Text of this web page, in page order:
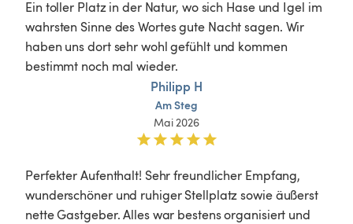
Ein toller Platz in der Natur, wo sich Hase und Igel im
wahrsten Sinne des Wortes gute Nacht sagen. Wir
haben uns dort sehr wohl gefühlt und kommen
bestimmt noch mal wieder.
Philipp H
AmSteg
Mai 2026
Perfekter Aufenthalt! Sehr freundlicher Empfang,
wunderschöner und ruhiger Stellplatz sowie äußerst
nette Gastgeber. Alles war bestens organisiert und